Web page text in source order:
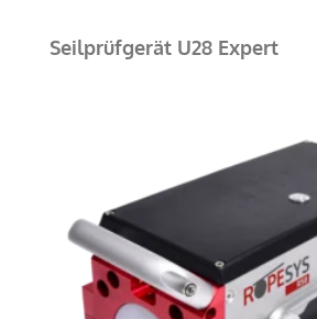
Seilprüfgerät U28 Expert